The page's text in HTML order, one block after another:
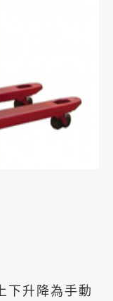
下升降為手動